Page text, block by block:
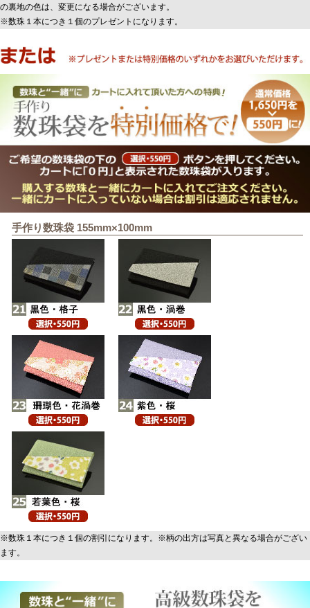
の裏地の色は、変更になる場合がございます。
※数珠１本につき１個のプレゼントになります。
手作り数珠袋 155mm×100mm
※数珠１本につき１個の割引になります。※柄の出方は写真と異なる場合がござい
ます。